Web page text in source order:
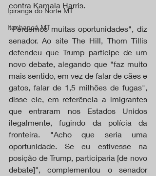
Ipiranga do Norte MT
Itanhangá MT
contra Kamala Harris.
"Perdemos muitas oportunidades", diz
senador. Ao site The Hill, Thom Tillis
defendeu que Trump participe de um
novo debate, alegando que "faz muito
mais sentido, em vez de falar de cães e
gatos, falar de 1,5 milhões de fugas",
disse ele, em referência a imigrantes
que entraram nos Estados Unidos
ilegalmente, fugindo da polícia da
fronteira. "Acho que seria uma
oportunidade. Se eu estivesse na
posição de Trump, participaria [de novo
debate]", complementou o senador